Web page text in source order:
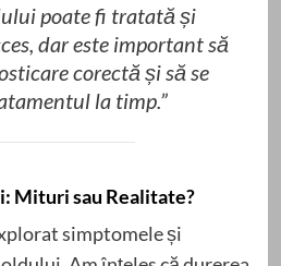
poate fi tratată și
dar este important să
corectă și să se
la timp.”
Mituri sau Realitate?
simptomele și